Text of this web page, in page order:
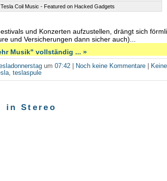
Tesla Coil Music - Featured on Hacked Gadgets
und Konzerten aufzustellen, drängt sich
und Versicherungen dann sicher auch)...
Musik" vollständig ... »
um07:42 Noch keine Kommentare
,teslaspule
in Stereo